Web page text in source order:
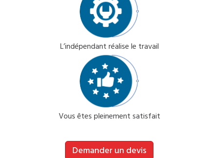
L’indépendant réalise le travail
Vous êtes pleinement satisfait
Demander un devis